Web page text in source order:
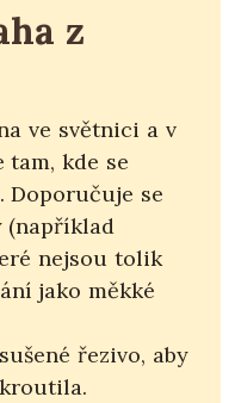
z
ve světnici a v
kde se
Doporučuje se
(například
nejsou tolik
jako měkké
řezivo, aby